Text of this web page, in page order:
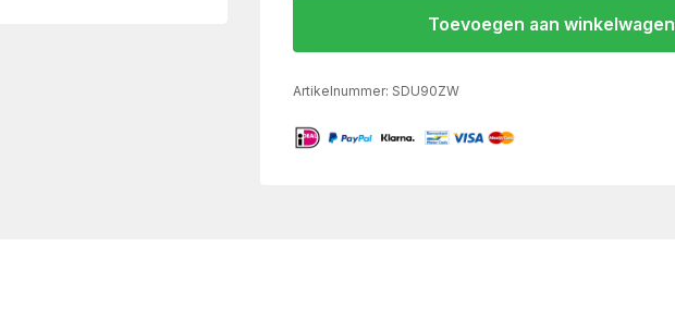
Toevoegen aan winkelwagen
Artikelnummer: SDU90ZW